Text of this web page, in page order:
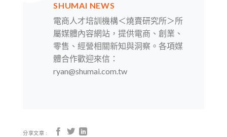
SHUMAI NEWS
電商人才培訓機構＜燒賣研究所＞所
屬媒體內容網站，提供電商、創業、
零售、經營相關新知與洞察。各項媒
體合作歡迎來信：
ryan@shumai.com.tw
分享文章 :